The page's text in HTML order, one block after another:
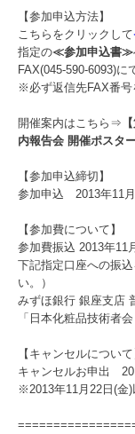
【参加申込方法】
こちらをクリックして
指定の≪参加申込書≫
FAX(045-590-6093)に
※必ず返信先FAX番号
開催案内はこちら⇒
内報告会 開催ポスター
【参加申込締切】
参加申込 2013年11月
【参加費について】
参加費振込 2013年11
下記指定口座への振
い。）
みずほ銀行 銀座支店
「日本化粧品技術者
【キャンセルについて
キャンセルお申出
※2013年11月22日(金)